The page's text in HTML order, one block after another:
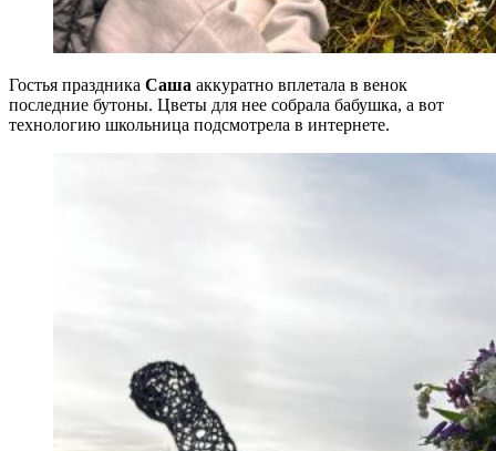
Гостья праздника Саша аккуратно вплетала в венок
последние бутоны. Цветы для нее собрала бабушка, а вот
технологию школьница подсмотрела в интернете.